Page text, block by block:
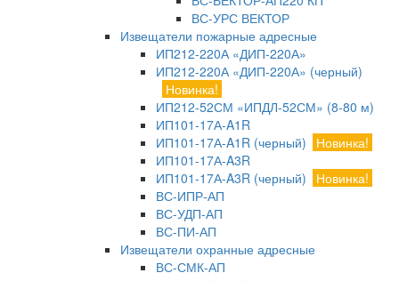
ВС-УРС ВЕКТОР
Извещатели пожарные адресные
ИП212-220А «ДИП-220А»
ИП212-220А «ДИП-220А» (черный)
Новинка!
ИП212-52СМ «ИПДЛ-52СМ» (8-80 м)
ИП101-17А-A1R
ИП101-17А-A1R (черный)
Новинка!
ИП101-17А-A3R
ИП101-17А-A3R (черный)
Новинка!
ВС-ИПР-АП
ВС-УДП-АП
ВС-ПИ-АП
Извещатели охранные адресные
ВС-СМК-АП